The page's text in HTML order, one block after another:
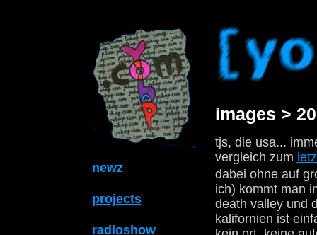
newz
projects
radioshow
images >
tjs, die usa...
vergleich zum
dabei ohne auf
ich) kommt man
death valley und
kalifornien ist